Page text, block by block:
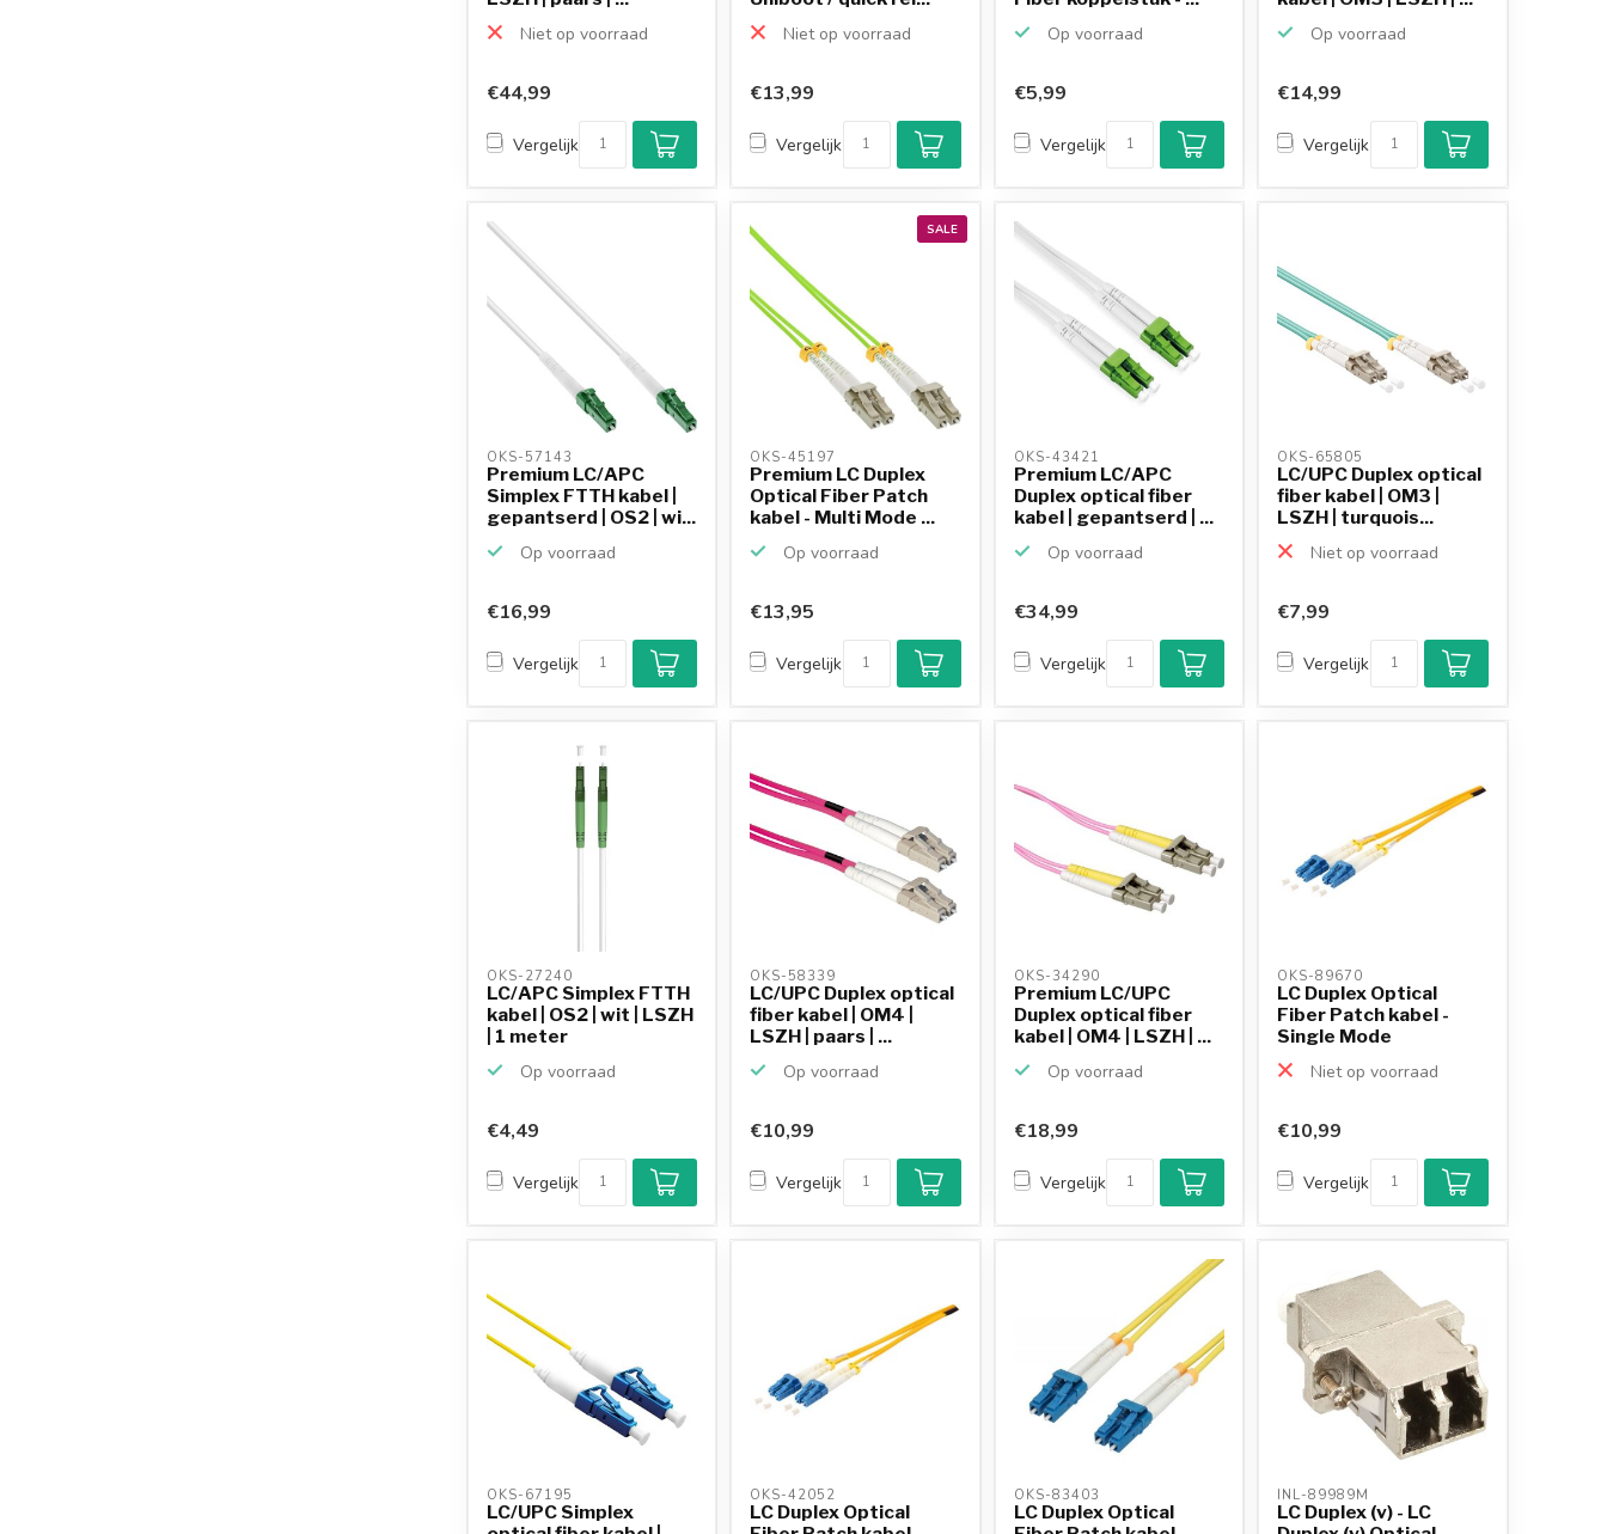
Niet op voorraad
€44,99
Vergelijk
Niet op voorraad
€13,99
Vergelijk
Op voorraad
€5,99
Vergelijk
Op voorraad
€14,99
Vergelijk
OKS-57143
Premium LC/APC
Simplex FTTH kabel |
gepantserd | OS2 | wi...
Op voorraad
€16,99
Vergelijk
SALE
OKS-45197
Premium LC Duplex
Optical Fiber Patch
kabel - Multi Mode ...
Op voorraad
€13,95
Vergelijk
OKS-43421
Premium LC/APC
Duplex optical fiber
kabel | gepantserd | ...
Op voorraad
€34,99
Vergelijk
OKS-65805
LC/UPC Duplex optical
fiber kabel | OM3 |
LSZH | turquois...
Niet op voorraad
Klantenbeoordeling
9,2/10
Achteraf betalen
mogelijk
€7,99
Vergelijk
OKS-27240
LC/APC Simplex FTTH
kabel | OS2 | wit | LSZH
| 1 meter
Op voorraad
€4,49
Vergelijk
OKS-58339
LC/UPC Duplex optical
fiber kabel | OM4 |
LSZH | paars | ...
Op voorraad
€10,99
Vergelijk
OKS-34290
Premium LC/UPC
Duplex optical fiber
kabel | OM4 | LSZH | ...
Op voorraad
€18,99
Vergelijk
OKS-89670
LC Duplex Optical
Fiber Patch kabel -
Single Mode
Niet op voorraad
€10,99
Vergelijk
OKS-67195
LC/UPC Simplex
OKS-42052
LC Duplex Optical
OKS-83403
LC Duplex Optical
INL-89989M
LC Duplex (v) - LC